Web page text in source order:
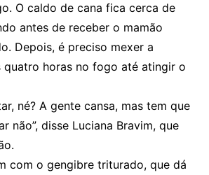
O caldo de cana fica cerca de
antes de receber o mamão
Depois, é preciso mexer a
quatro horas no fogo até atingir o
né? A gente cansa, mas tem que
não”, disse Luciana Bravim, que
com o gengibre triturado, que dá